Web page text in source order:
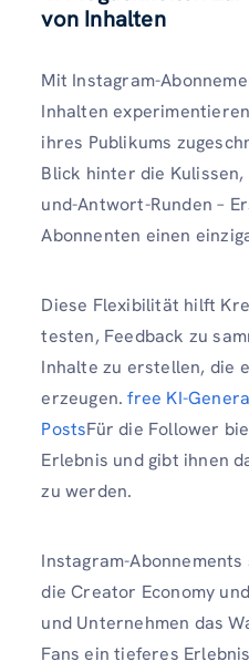
von Inhalten
Mit Instagram-
Inhalten
ihres Publikums
Blick hinter die
und-Antwort-Runden –
Abonnenten einen
Diese Flexibilität hilft
testen, Feedback zu
Inhalte zu erstellen, die
erzeugen.free KI-
PostsFür die Follower
Erlebnis und gibt ihnen
zu werden.
Instagram-
die Creator Economy
und Unternehmen das
Fans ein tieferes